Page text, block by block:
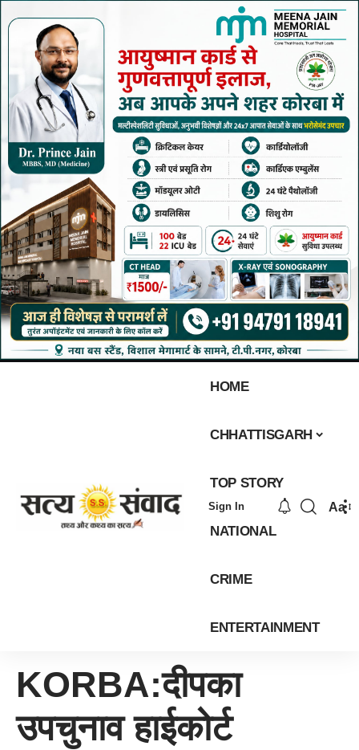
HOME
CHHATTISGARH
TOP STORY
NATIONAL
CRIME
ENTERTAINMENT
Sign In Aa
KORBA:दीपका
उपचुनाव हाईकोर्ट